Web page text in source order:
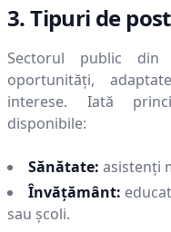
3. Tipuri de
Sectorul public din
oportunități,
interese. Iată
disponibile:
Sănătate: asistenți
Învățământ:
sau școli.